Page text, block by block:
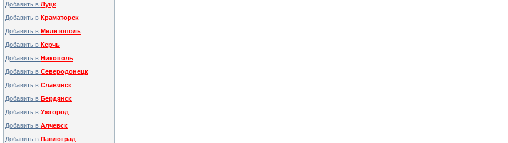
Добавить в Луцк
Добавить в Краматорск
Добавить в Мелитополь
Добавить в Керчь
Добавить в Никополь
Добавить в Северодонецк
Добавить в Славянск
Добавить в Бердянск
Добавить в Ужгород
Добавить в Алчевск
Добавить в Павлоград